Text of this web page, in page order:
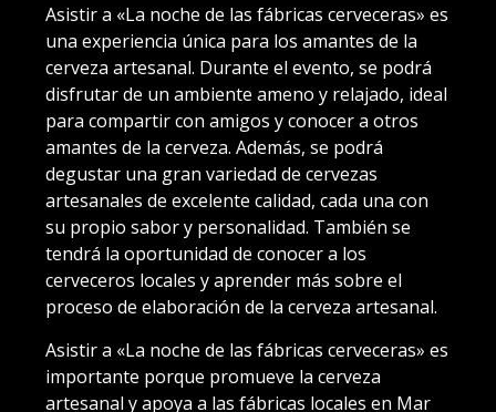
Asistir a «La noche de las fábricas cerveceras» es
una experiencia única para los amantes de la
cerveza artesanal. Durante el evento, se podrá
disfrutar de un ambiente ameno y relajado, ideal
para compartir con amigos y conocer a otros
amantes de la cerveza. Además, se podrá
degustar una gran variedad de cervezas
artesanales de excelente calidad, cada una con
su propio sabor y personalidad. También se
tendrá la oportunidad de conocer a los
cerveceros locales y aprender más sobre el
proceso de elaboración de la cerveza artesanal.
Asistir a «La noche de las fábricas cerveceras» es
importante porque promueve la cerveza
artesanal y apoya a las fábricas locales en Mar